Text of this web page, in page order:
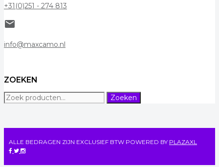
+31(0)251 - 274 813
mail
info@maxcamo.nl
ZOEKEN
Zoeken
naar:
Zoeken
ALLE BEDRAGEN ZIJN EXCLUSIEF BTW POWERED BY PLAZAXL